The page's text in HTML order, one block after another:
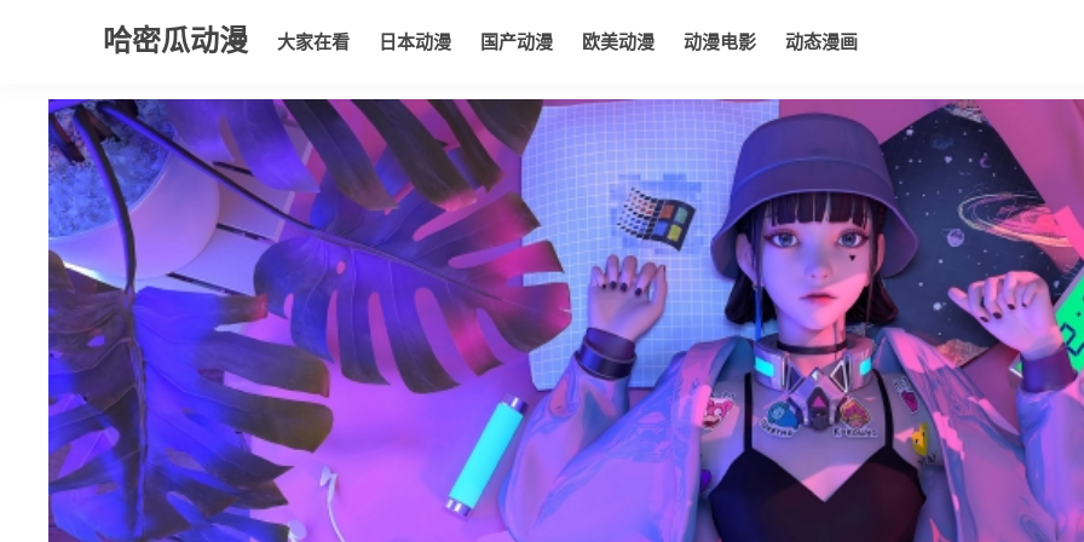
哈密瓜动漫 大家在看 日本动漫 国产动漫 欧美动漫 动漫电影 动态漫画
大家在看 日本动漫 国产动漫 欧美动漫 动漫电影 动态漫画